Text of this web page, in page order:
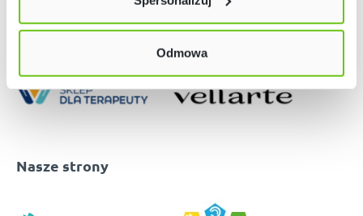
Polityce prywatności
Odmowa
Nasze strony